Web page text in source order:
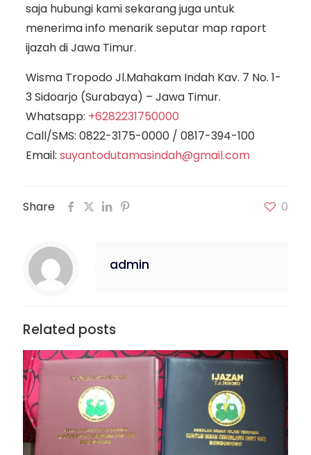
saja hubungi kami sekarang juga untuk
menerima info menarik seputar map raport
ijazah di Jawa Timur.
Wisma Tropodo Jl.Mahakam Indah Kav. 7 No. 1-
3 Sidoarjo (Surabaya) – Jawa Timur.
Whatsapp: +6282231750000
Call/SMS: 0822-3175-0000/ 0817-394-100
Email: suyantodutamasindah@gmail.com
Share 0
admin
Related posts